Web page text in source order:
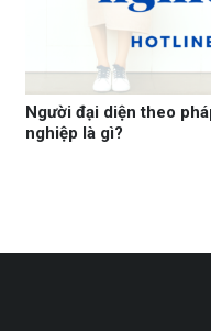
Người đại diện theo
nghiệp là gì?